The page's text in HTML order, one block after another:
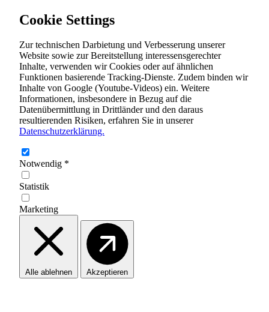
Cookie Settings
Zur technischen Darbietung und Verbesserung unserer
Website sowie zur Bereitstellung interessensgerechter
Inhalte, verwenden wir Cookies oder auf ähnlichen
Funktionen basierende Tracking-Dienste. Zudem binden wir
Inhalte von Google (Youtube-Videos) ein. Weitere
Informationen, insbesondere in Bezug auf die
Datenübermittlung in Drittländer und den daraus
resultierenden Risiken, erfahren Sie in unserer
Datenschutzerklärung.
Notwendig *
Statistik
Marketing
Alle ablehnen Akzeptieren